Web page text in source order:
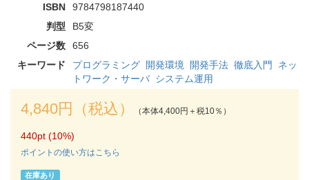
ISBN
9784798187440
判型
B5変
ページ数
656
キーワード
プログラミング 開発環境 開発手法 徹底入門
ネッ
トワーク・サーバ システム運用
4,840円（税込） （本体4,400円＋税10％）
440pt (10%)
ポイントの使い方はこちら
在庫あり